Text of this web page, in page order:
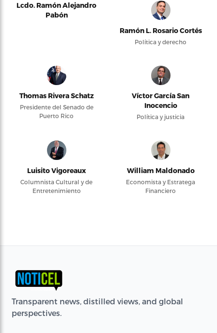
Lcdo. Ramón Alejandro
Pabón
Ramón L. Rosario Cortés
Política y derecho
Thomas Rivera Schatz
Presidente del Senado de
Puerto Rico
Víctor García San
Inocencio
Política y justicia
Luisito Vigoreaux
Columnista Cultural y de
Entretenimiento
William Maldonado
Economista y Estratega
Financiero
Transparent news, distilled views, and global
perspectives.